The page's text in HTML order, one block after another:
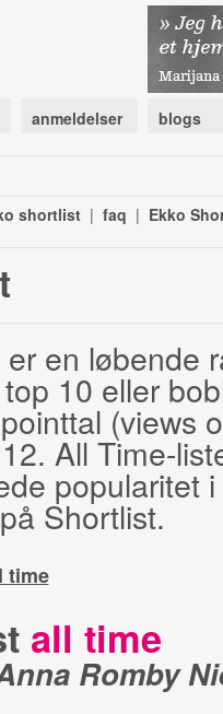
anmeldelser blogs
shortlist | faq | Ekko
en løbende
10 eller
(views
All Time-
popularitet
Shortlist.
time
all time
Romby